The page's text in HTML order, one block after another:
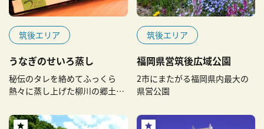
筑後エリア
うなぎのせいろ蒸し
秘伝のタレを絡めてふっくら
熱々に蒸し上げた柳川の郷土料
筑後エリア
福岡県営筑後広域公園
2市にまたがる福岡県内最大の
県営公園